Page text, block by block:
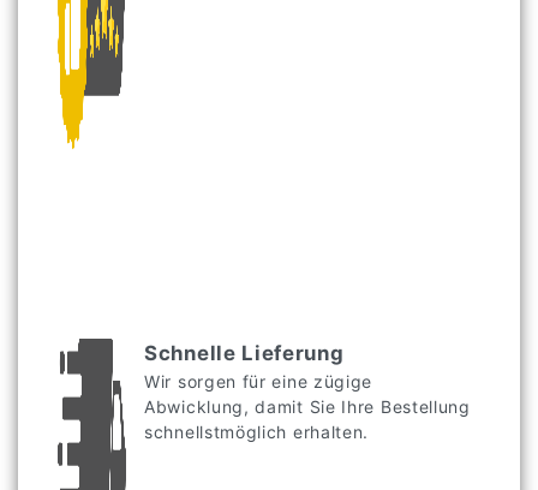
Schnelle Lieferung
Wir sorgen für eine zügige
Abwicklung, damit Sie Ihre Bestellung
schnellstmöglich erhalten.